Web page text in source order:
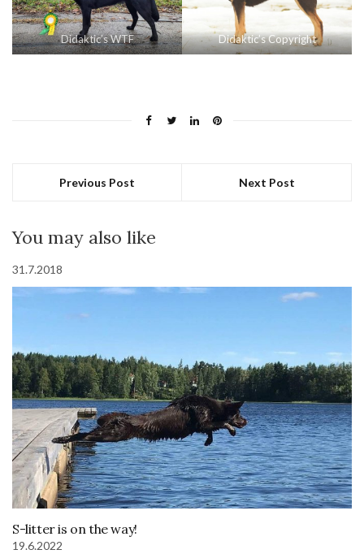
Didaktic’s WTF Didaktic’s Copyright
Previous Post Next Post
You may also like
31.7.2018
S-litter is on the way!
19.6.2022